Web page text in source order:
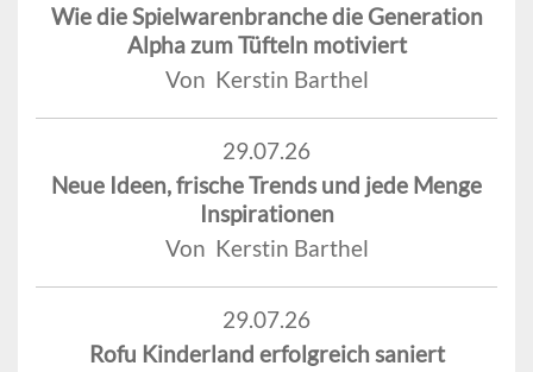
Wie die Spielwarenbranche die Generation
Alpha zum Tüfteln motiviert
Von Kerstin Barthel
29.07.26
Neue Ideen, frische Trends und jede Menge
Inspirationen
Von Kerstin Barthel
29.07.26
Rofu Kinderland erfolgreich saniert